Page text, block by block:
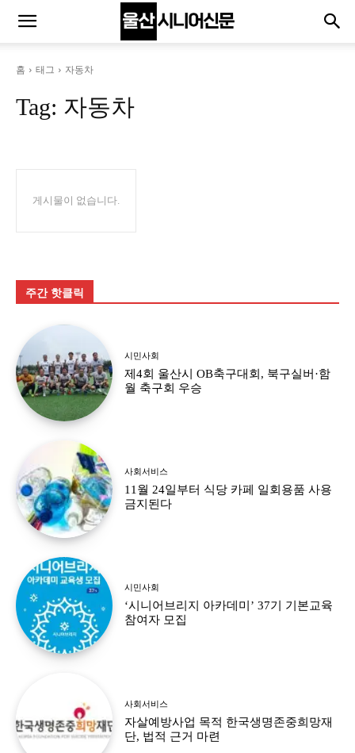
홈 태그 자동차
Tag: 자동차
게시물이 없습니다.
주간 핫클릭
시민사회
제4회 울산시 OB축구대회, 북구실버·함
월 축구회 우승
사회서비스
11월 24일부터 식당 카페 일회용품 사용
금지된다
시민사회
‘시니어브리지 아카데미’ 37기 기본교육
참여자 모집
사회서비스
자살예방사업 목적 한국생명존중희망재
단, 법적 근거 마련